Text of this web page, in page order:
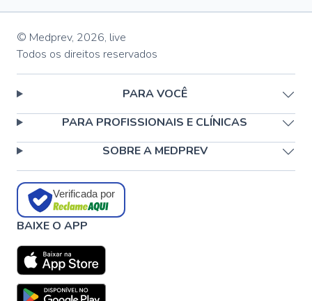
© Medprev, 2026, live
Todos os direitos reservados
PARA VOCÊ
PARA PROFISSIONAIS E CLÍNICAS
SOBRE A MEDPREV
Verificada por
BAIXE O APP